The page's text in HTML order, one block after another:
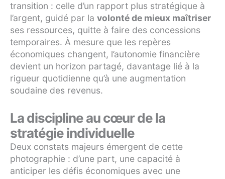
transition : celle d’un rapport plus stratégique à
l’argent, guidé par la volonté de mieux maîtriser
ses ressources, quitte à faire des concessions
temporaires. À mesure que les repères
économiques changent, l’autonomie financière
devient un horizon partagé, davantage lié à la
rigueur quotidienne qu’à une augmentation
soudaine des revenus.
La discipline au cœur de la
stratégie individuelle
Deux constats majeurs émergent de cette
photographie : d’une part, une capacité à
anticiper les défis économiques avec une